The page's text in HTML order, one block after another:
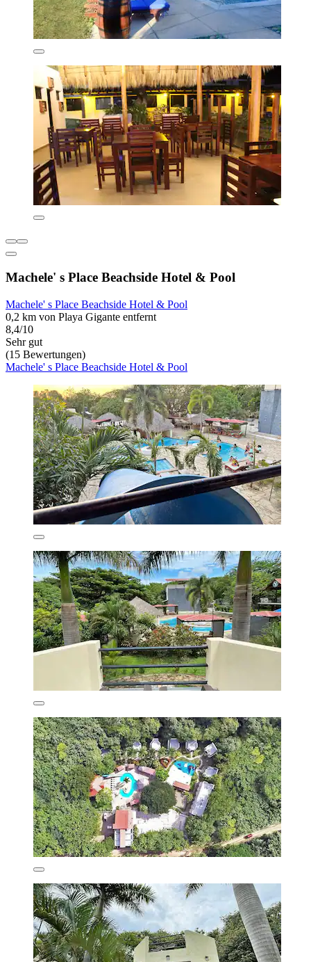
Machele' s Place Beachside Hotel & Pool
Machele' s Place Beachside Hotel & Pool
0,2 km von Playa Gigante entfernt
8,4/10
Sehr gut
(15 Bewertungen)
Machele' s Place Beachside Hotel & Pool